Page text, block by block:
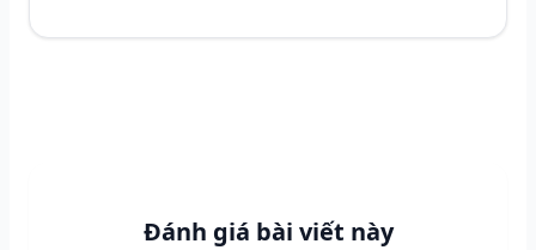
Đánh giá bài viết này